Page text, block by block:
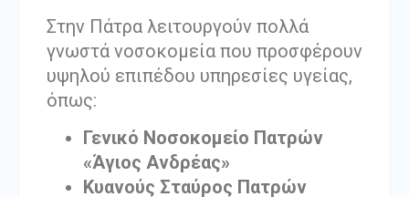
Στην Πάτρα λειτουργούν πολλά
γνωστά νοσοκομεία που προσφέρουν
υψηλού επιπέδου υπηρεσίες υγείας,
όπως:
Γενικό Νοσοκομείο Πατρών
«Άγιος Ανδρέας»
Κυανούς Σταύρος Πατρών